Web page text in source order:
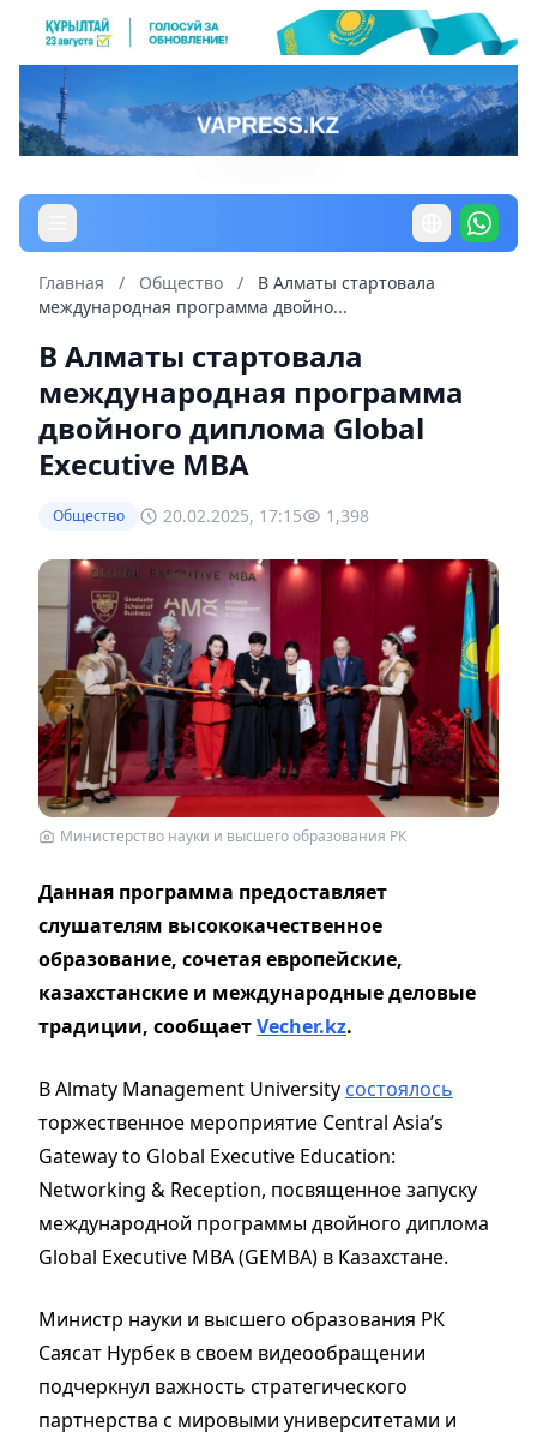
Главная / Общество /
В Алматы стартовала
международная программа двойно...
В Алматы стартовала
международная программа
двойного диплома Global
Executive MBA
Общество 20.02.2025, 17:15 1,398
Министерство науки и высшего образования РК
Данная программа предоставляет
слушателям высококачественное
образование, сочетая европейские,
казахстанские и международные деловые
традиции, сообщаетVecher.kz.
В Almaty Management University состоялось
торжественное мероприятие Central Asia’s
Gateway to Global Executive Education:
Networking & Reception, посвященное запуску
международной программы двойного диплома
Global Executive MBA (GEMBA) в Казахстане.
Министр науки и высшего образования РК
Саясат Нурбек в своем видеообращении
подчеркнул важность стратегического
партнерства с мировыми университетами и